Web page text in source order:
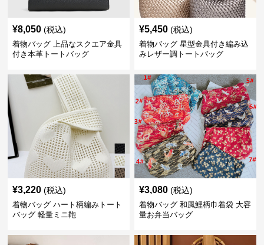
¥8,050 (税込)
着物バッグ 上品なスクエア金具
付き本革トートバッグ
¥5,450 (税込)
着物バッグ 星型金具付き編み込
みレザー調トートバッグ
¥3,220 (税込)
着物バッグ ハート柄編みトート
バッグ 軽量ミニ鞄
¥3,080 (税込)
着物バッグ 和風鯉柄巾着袋 大容
量お弁当バッグ